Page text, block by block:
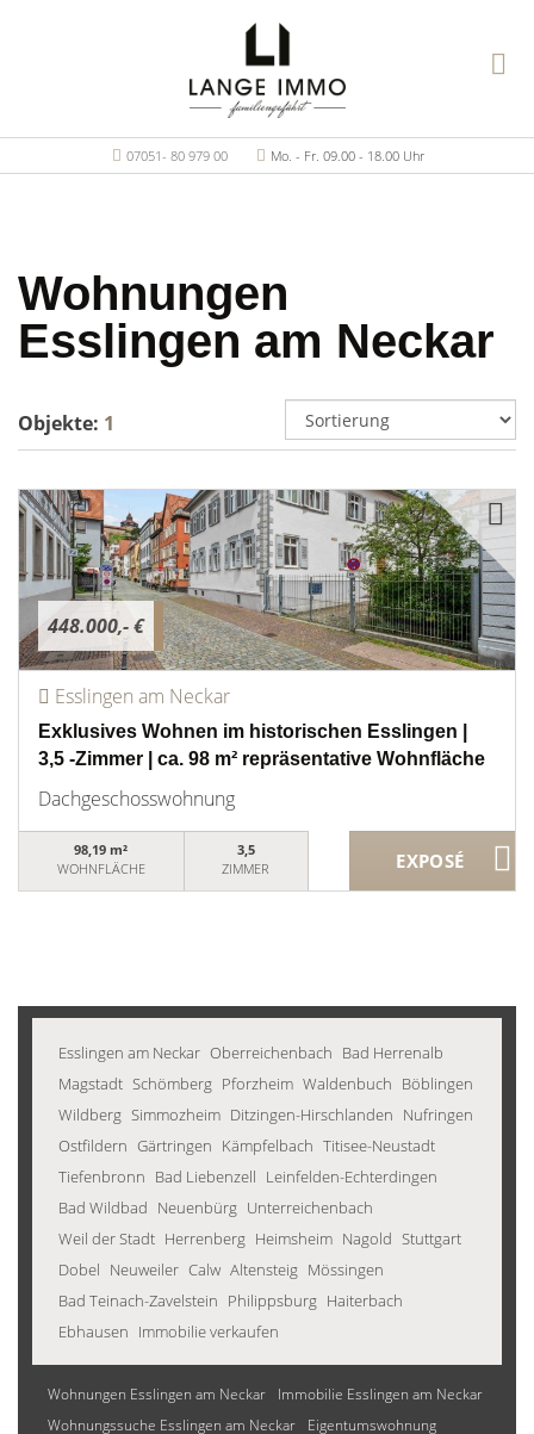
07051- 80 979 00 Mo. - Fr. 09.00 - 18.00 Uhr
Wohnungen
Esslingen am Neckar
Objekte: 1
448.000,- €
Esslingen am Neckar
Exklusives Wohnen im historischen Esslingen |
3,5 -Zimmer | ca. 98 m² repräsentative Wohnfläche
Dachgeschosswohnung
98,19 m²
WOHNFLÄCHE
3,5
ZIMMER
Esslingen am Neckar Oberreichenbach Bad Herrenalb
Magstadt Schömberg Pforzheim Waldenbuch Böblingen
Wildberg Simmozheim Ditzingen-Hirschlanden Nufringen
Ostfildern Gärtringen Kämpfelbach Titisee-Neustadt
Tiefenbronn Bad Liebenzell Leinfelden-Echterdingen
Bad Wildbad Neuenbürg Unterreichenbach
Weil der Stadt Herrenberg Heimsheim Nagold Stuttgart
Dobel Neuweiler Calw Altensteig Mössingen
Bad Teinach-Zavelstein Philippsburg Haiterbach
Ebhausen Immobilie verkaufen
Wohnungen Esslingen am Neckar
Immobilie Esslingen am Neckar
Wohnungssuche Esslingen am Neckar
Eigentumswohnung